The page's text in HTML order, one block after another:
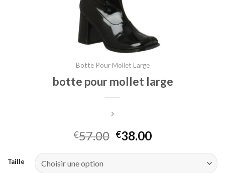
Botte Pour Mollet Large
botte pour mollet large
€57.00 €38.00
Taille